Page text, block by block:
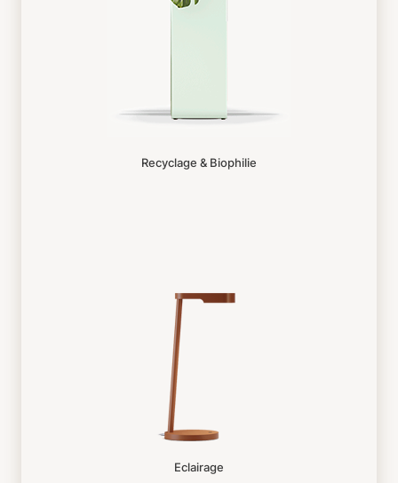
Recyclage & Biophilie
Eclairage